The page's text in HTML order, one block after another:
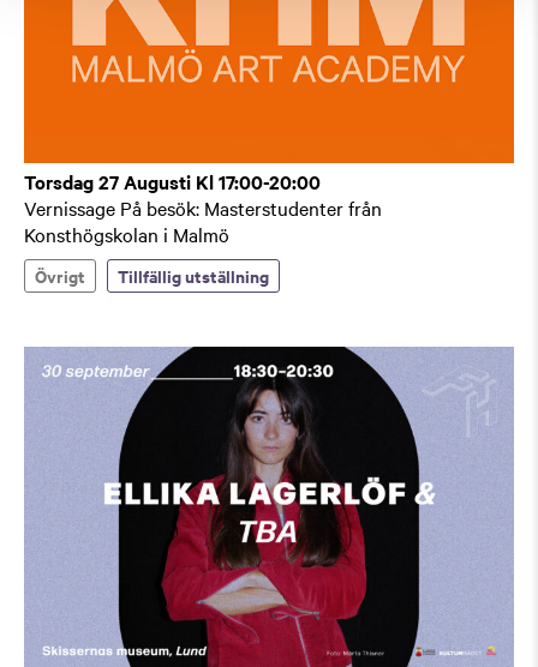
Torsdag 27 Augusti Kl 17:00-20:00
Vernissage På besök: Masterstudenter från
Konsthögskolan i Malmö
Övrigt Tillfällig utställning